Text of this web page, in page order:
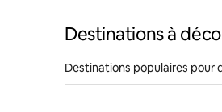
Destinations à
Destinations populaires pour